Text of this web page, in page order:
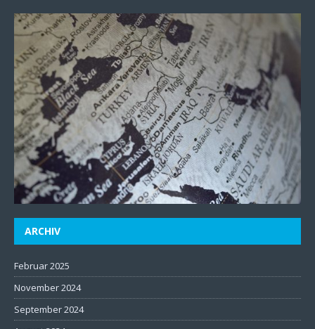
ARCHIV
Februar 2025
November 2024
September 2024